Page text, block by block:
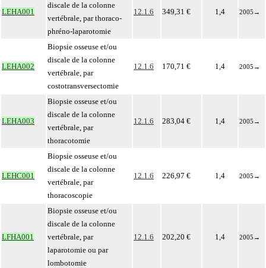
LEHA001
discale de la colonne
vertébrale, par thoraco-
phréno-laparotomie
12.1.6 349,31 € 1,4 2005 →
LEHA002
Biopsie osseuse et/ou
discale de la colonne
vertébrale, par
costotransversectomie
12.1.6 170,71 € 1,4 2005 →
LEHA003
Biopsie osseuse et/ou
discale de la colonne
vertébrale, par
thoracotomie
12.1.6 283,04 € 1,4 2005 →
LEHC001
Biopsie osseuse et/ou
discale de la colonne
vertébrale, par
thoracoscopie
12.1.6 226,97 € 1,4 2005 →
LFHA001
Biopsie osseuse et/ou
discale de la colonne
vertébrale, par
laparotomie ou par
lombotomie
12.1.6 202,20 € 1,4 2005 →